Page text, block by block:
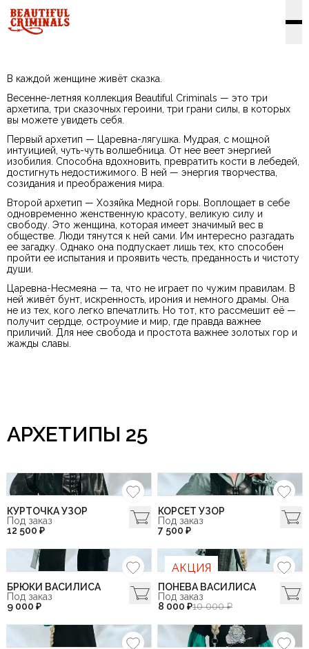
В каждой женщине живёт сказка.
Весенне-летняя коллекция Beautiful Criminals — это три
архетипа, три сказочных героини, три грани силы, в которых
вы можете увидеть себя.
Первый архетип — Царевна-лягушка. Мудрая, с мощной
интуицией, чуть-чуть волшебница. От нее веет энергией
изобилия. Способна вдохновить, превратить кости в лебедей,
достигнуть недостижимого. В ней — энергия творчества,
созидания и преображения мира.
Второй архетип — Хозяйка Медной горы. Воплощает в себе
одновременно женственную красоту, великую силу и
свободу. Это женщина, которая имеет значимый вес в
обществе. Люди тянутся к ней сами. Им интересно разгадать
ее загадку. Однако она подпускает лишь тех, кто способен
пройти ее испытания и проявить честь, преданность и чистоту
души.
Царевна-Несмеяна — та, что не играет по чужим правилам. В
ней живёт бунт, искренность, ирония и немного драмы. Она
не из тех, кого легко впечатлить. Но тот, кто рассмешит её —
получит сердце, остроумие и мир, где правда важнее
приличий. Для нее свобода и простота важнее золотых гор и
жажды славы.
АРХЕТИПЫ 25
КУРТОЧКА УЗОР
Под заказ
12 500 ₽
КОРСЕТ УЗОР
Под заказ
7 500 ₽
БРЮКИ ВАСИЛИСА
Под заказ
9 000 ₽
АКЦИЯ
ПОНЕВА ВАСИЛИСА
Под заказ
8 000 ₽10 000 ₽